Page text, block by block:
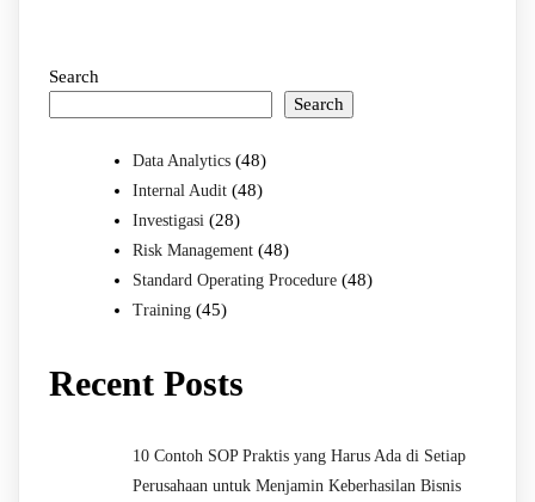
Search
Search
Data Analytics (48)
Internal Audit (48)
Investigasi (28)
Risk Management (48)
Standard Operating Procedure (48)
Training (45)
Recent Posts
10 Contoh SOP Praktis yang Harus Ada di Setiap
Perusahaan untuk Menjamin Keberhasilan Bisnis